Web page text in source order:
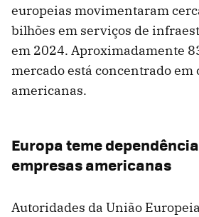
europeias movimentaram
bilhões em serviços de
em 2024. Aproximadamente
mercado está concentrado em
americanas.
Europa teme
empresas americanas
Autoridades da União